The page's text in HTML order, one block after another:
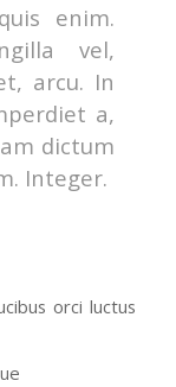
enim.
vel,
arcu. In
a,
dictum
Integer.
orci luctus